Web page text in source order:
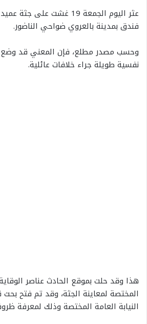
عثر اليوم الجمعة 19 غشت
فندق بمدينة بالعروي ضواحي الناضور.
وحسب مصدر مطلع، فإن المعني قد وضع
نفسية طويلة جراء خلافات عائلية.
هذا وقد حلت بموقع الحادث عناصر
المختصة لمعاينة الجثة، وقد تم فتح
النيابة العامة المختصة وذلك لمعرفة